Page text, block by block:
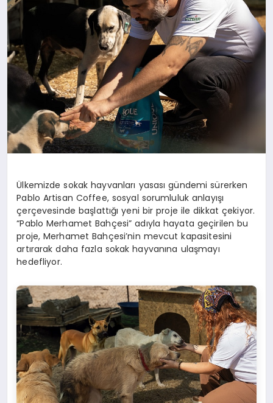
Ülkemizde sokak hayvanları yasası gündemi sürerken
Pablo Artisan Coffee, sosyal sorumluluk anlayışı
çerçevesinde başlattığı yeni bir proje ile dikkat çekiyor.
“Pablo Merhamet Bahçesi” adıyla hayata geçirilen bu
proje, Merhamet Bahçesi’nin mevcut kapasitesini
artırarak daha fazla sokak hayvanına ulaşmayı
hedefliyor.